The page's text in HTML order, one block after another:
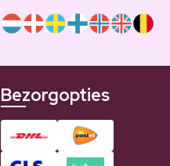
Bezorgopties